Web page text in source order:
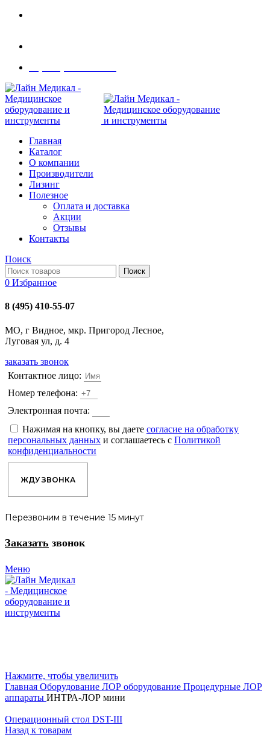
Главная
Каталог
О компании
Производители
Лизинг
Полезное
Оплата и доставка
Акции
Отзывы
Контакты
Поиск
Поиск
0 Избранное
8 (495) 410-55-07
МО, г Видное, мкр. Пригород Лесное,
Луговая ул, д. 4
заказать звонок
Контактное лицо:
Номер телефона:
Электронная почта:
Нажимая на кнопку, вы даете согласие на обработку
персональных данных и соглашаетесь с Политикой
конфиденциальности
ЖДУ ЗВОНКА
Перезвоним в течение 15 минут
Заказать звонок
Меню
Нажмите, чтобы увеличить
Главная Оборудование ЛОР оборудование Процедурные ЛОР
аппараты ИНТРА-ЛОР мини
Операционный стол DST-III
Назад к товарам